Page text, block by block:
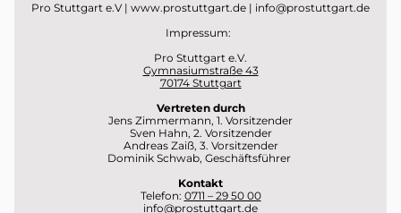
Pro Stuttgart e.V | www.prostuttgart.de | info@prostuttgart.de
Impressum:
​Pro Stuttgart e.V.
Gymnasiumstraße 43
70174 Stuttgart
Vertreten durch
Jens Zimmermann, 1. Vorsitzender
Sven Hahn, 2. Vorsitzender
Andreas Zaiß, 3. Vorsitzender
Dominik Schwab, Geschäftsführer ​
Kontakt
Telefon: 0711 – 29 50 00
info@prostuttgart.de